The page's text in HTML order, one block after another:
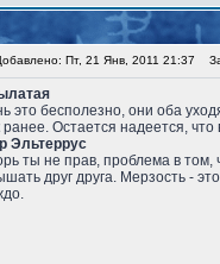
Пт, 21 Янв, 2011 21:37
это бесполезно, они оба
ранее. Остается надеется, что
Эльтеррус
ты не прав, проблема в
друг друга. Мерзость -